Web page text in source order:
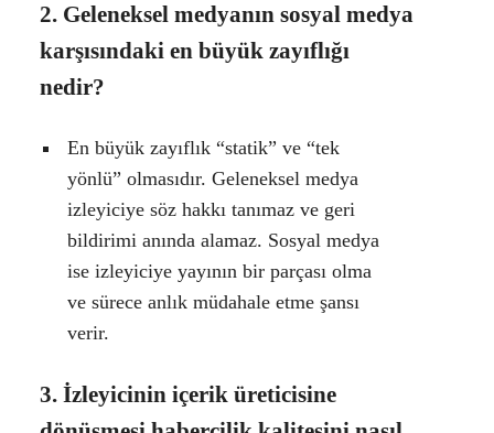
2. Geleneksel medyanın sosyal medya
karşısındaki en büyük zayıflığı
nedir?
En büyük zayıflık “statik” ve “tek
yönlü” olmasıdır. Geleneksel medya
izleyiciye söz hakkı tanımaz ve geri
bildirimi anında alamaz. Sosyal medya
ise izleyiciye yayının bir parçası olma
ve sürece anlık müdahale etme şansı
verir.
3. İzleyicinin içerik üreticisine